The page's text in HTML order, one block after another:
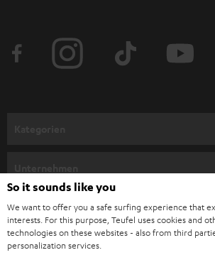
HEIMKINO-KOMPLETTANLAGEN
SOUNDBARS
KARRIERE
Teufel Onlineshops
DEUTSCHLAND
So it sounds like you
We want to offer you a safe surfing experience that
interests. For this purpose, Teufel uses cookies and
technologies on these websites - also from third
personalization services.